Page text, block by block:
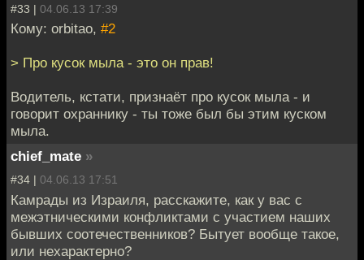
#33 | 04.06.13 17:39
Кому: orbitao, #2
> Про кусок мыла - это он прав!
Водитель, кстати, признаёт про кусок мыла - и
говорит охраннику - ты тоже был бы этим куском
мыла.
chief_mate »
#34 | 04.06.13 17:51
Камрады из Израиля, расскажите, как у вас с
межэтническими конфликтами с участием наших
бывших соотечественников? Бытует вообще такое,
или нехарактерно?